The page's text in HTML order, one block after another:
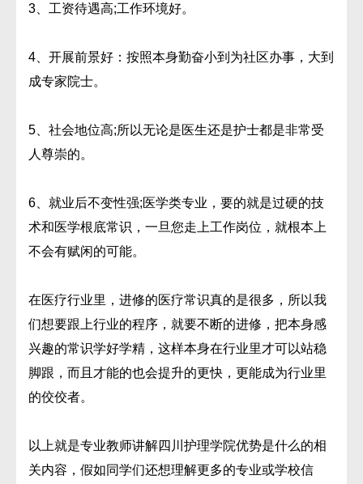
3、工资待遇高;工作环境好。
4、开展前景好：按照本身勤奋小到为社区办事，大到
成专家院士。
5、社会地位高;所以无论是医生还是护士都是非常受
人尊崇的。
6、就业后不变性强;医学类专业，要的就是过硬的技
术和医学根底常识，一旦您走上工作岗位，就根本上
不会有赋闲的可能。
在医疗行业里，进修的医疗常识真的是很多，所以我
们想要跟上行业的程序，就要不断的进修，把本身感
兴趣的常识学好学精，这样本身在行业里才可以站稳
脚跟，而且才能的也会提升的更快，更能成为行业里
的佼佼者。
以上就是专业教师讲解四川护理学院优势是什么的相
关内容，假如同学们还想理解更多的专业或学校信